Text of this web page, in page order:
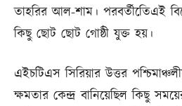
তাহরির আল-শাম। পরবর্তীতেিএই
কিছু ছোট ছোট গোষ্ঠী যুক্ত হয়।
এইচটিএস সিরিয়ার উত্তর
ক্ষমতার কেন্দ্র বানিয়েছিল কিছু